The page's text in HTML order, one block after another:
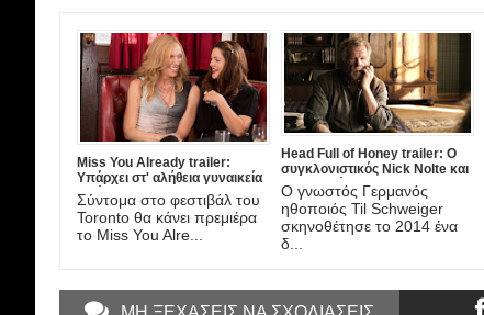
Miss You Already trailer:
Υπάρχει στ' αλήθεια γυναικεία
φιλία;
Σύντομα στο φεστιβάλ του
Toronto θα κάνει πρεμιέρα
το Miss You Alre...
Head Full of Honey trailer: Ο
συγκλονιστικός Nick Nolte και
το Αλτσχάιμερ!
Ο γνωστός Γερμανός
ηθοποιός Til Schweiger
σκηνοθέτησε το 2014 ένα
δ...